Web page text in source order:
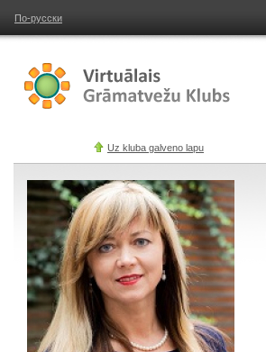
По-русски
Uz kluba galveno lapu